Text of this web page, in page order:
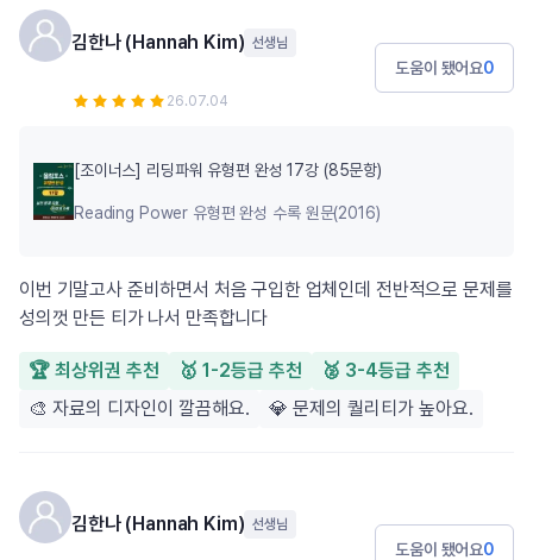
김한나 (Hannah Kim) 선생님
26.07.04
도움이 됐어요0
[조이너스] 리딩파워 유형편 완성 17강 (85문항)
Reading Power 유형편 완성 수록 원문(2016)
이번 기말고사 준비하면서 처음 구입한 업체인데 전반적으로 문제를
성의껏 만든 티가 나서 만족합니다
🏆 최상위권 추천 🥇 1-2등급 추천
🥈 3-4등급 추천
🎨 자료의 디자인이 깔끔해요.
💎 문제의 퀄리티가 높아요.
김한나 (Hannah Kim) 선생님
도움이 됐어요0